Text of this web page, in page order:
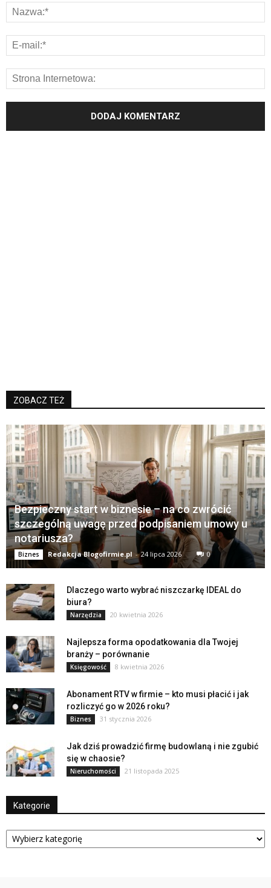
ZOBACZ TEŻ
Bezpieczny start w biznesie – na co zwrócić
szczególną uwagę przed podpisaniem umowy u
notariusza?
Biznes Redakcja Blogofirmie.pl - 24 lipca 2026 0
Dlaczego warto wybrać niszczarkę IDEAL do
biura?
Narzędzia 20 kwietnia 2026
Najlepsza forma opodatkowania dla Twojej
branży – porównanie
Księgowość 8 kwietnia 2026
Abonament RTV w firmie – kto musi płacić i jak
rozliczyć go w 2026 roku?
Biznes 31 stycznia 2026
Jak dziś prowadzić firmę budowlaną i nie zgubić
się w chaosie?
Nieruchomości 21 listopada 2025
Kategorie
Kategorie